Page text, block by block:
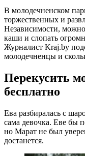
В молодечненском
торжественных и
Независимости,
каши и слопать
Журналист Kraj.by
молодечненцы и
Перекусить
бесплатно
Ева разбиралась с
сама девочка. Еве бы
но Марат не был
достанется.